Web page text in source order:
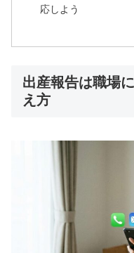
応しよう
出産報告は職場
え方